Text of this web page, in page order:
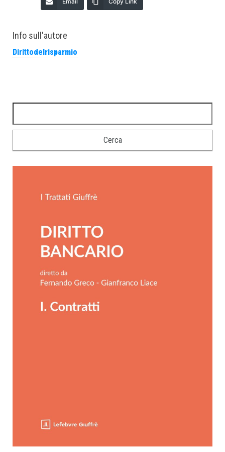
Info sull'autore
Dirittodelrisparmio